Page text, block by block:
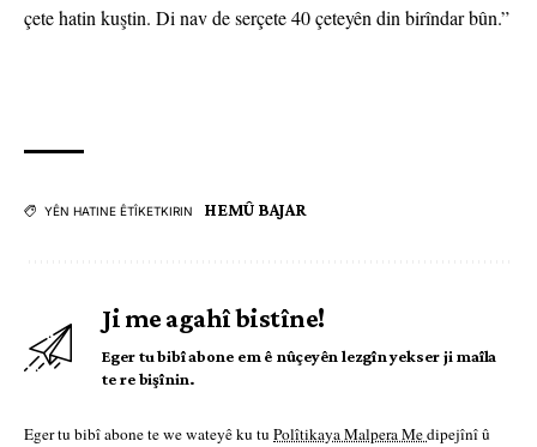
çete hatin kuştin. Di nav de serçete 40 çeteyên din birîndar bûn.”
YÊN HATINE ÊTÎKETKIRIN HEMÛ BAJAR
Ji me agahî bistîne!
Eger tu bibî abone em ê nûçeyên lezgîn yekser ji maîla
te re bişînin.
Eger tu bibî abone te we wateyê ku tu Polîtikaya Malpera Medipejînî û